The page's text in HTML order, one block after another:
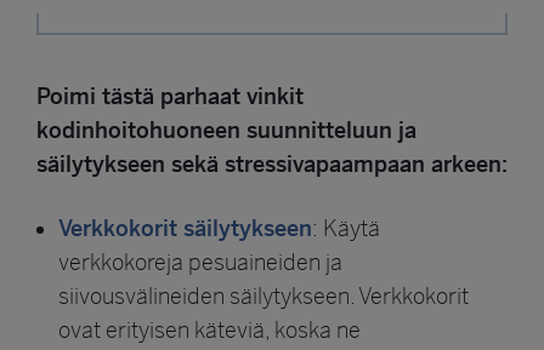
Poimi tästä parhaat vinkit
kodinhoitohuoneen suunnitteluun ja
säilytykseen sekä stressivapaampaan arkeen:
Verkkokorit säilytykseen: Käytä
verkkokoreja pesuaineiden ja
siivousvälineiden säilytykseen. Verkkokorit
ovat erityisen käteviä, koska ne